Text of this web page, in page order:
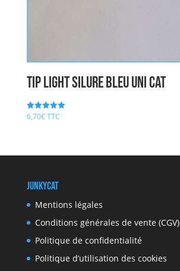
Tip Light Silure Bleu UNI CAT
Note
5.00
6,70€TTC
JunkyCat
Mentions légales
Conditions générales de vente (CGV)
Politique de confidentialité
Politique d’utilisation des cookies